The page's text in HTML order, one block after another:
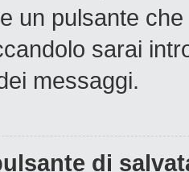
un pulsante
sarai
messaggi.
di